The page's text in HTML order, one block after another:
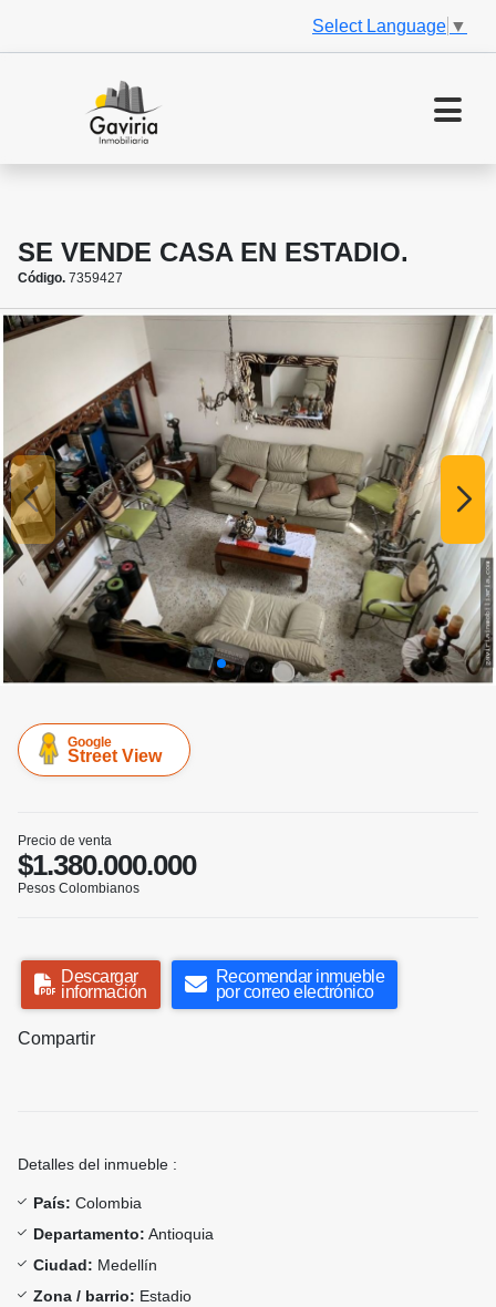
Select Language ▼
SE VENDE CASA EN ESTADIO.
Código. 7359427
Google
Street View
Precio de venta
$1.380.000.000
Pesos Colombianos
Descargar
información
Recomendar inmueble
por correo electrónico
Compartir
Detalles del inmueble :
País: Colombia
Departamento: Antioquia
Ciudad: Medellín
Zona / barrio: Estadio